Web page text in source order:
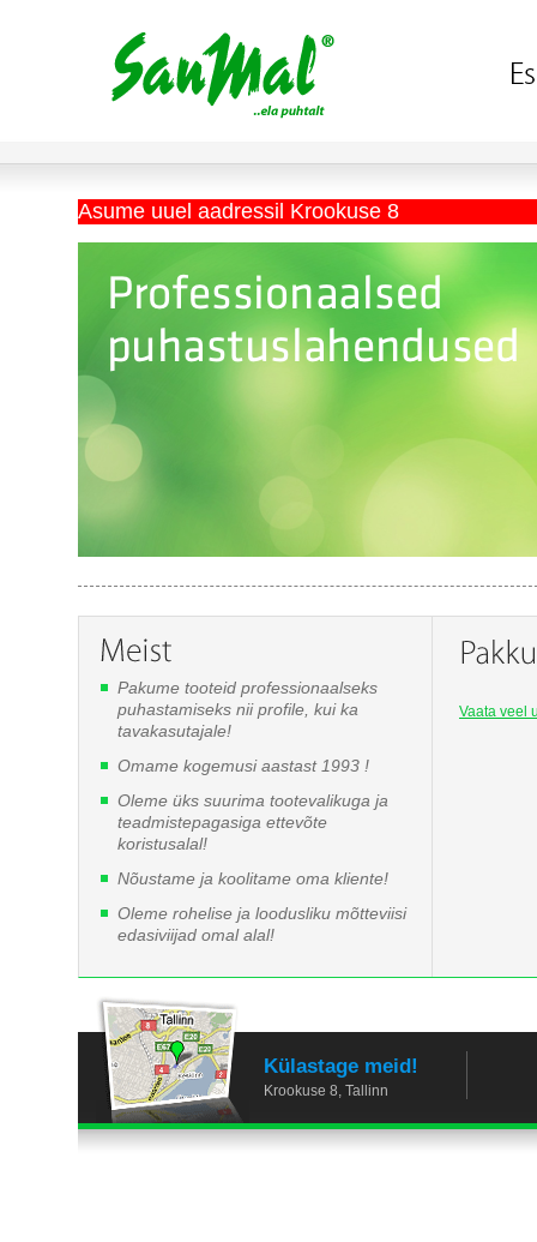
Asume uuel aadressil Krookuse 8
Vaata veel
Pakume tooteid professionaalseks
puhastamiseks nii profile, kui ka
tavakasutajale!
Omame kogemusi aastast 1993 !
Oleme üks suurima tootevalikuga ja
teadmistepagasiga ettevõte
koristusalal!
Nõustame ja koolitame oma kliente!
Oleme rohelise ja loodusliku mõtteviisi
edasiviijad omal alal!
Külastage meid!
Krookuse 8, Tallinn